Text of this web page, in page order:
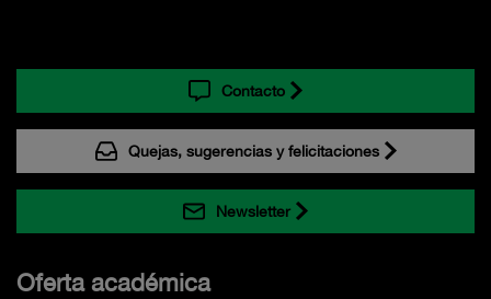
Contacto
Quejas, sugerencias y felicitaciones
Newsletter
Oferta académica